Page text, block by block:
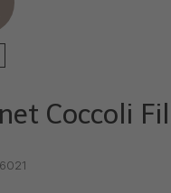
Coccoli